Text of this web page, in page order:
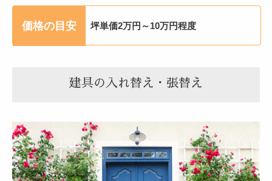
価格の目安 坪単価2万円～10万円程度
建具の入れ替え・張替え